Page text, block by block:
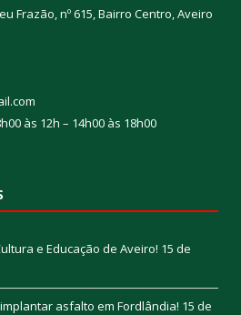
Frazão, nº 615, Bairro Centro, Aveiro
às 12h – 14h00 às 18h00
e Educação de Aveiro! 15 de
asfalto em Fordlândia! 15 de